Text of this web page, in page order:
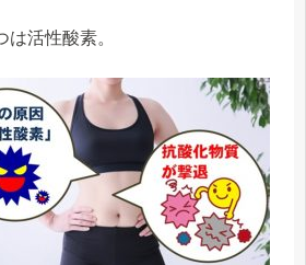
活性酸素。